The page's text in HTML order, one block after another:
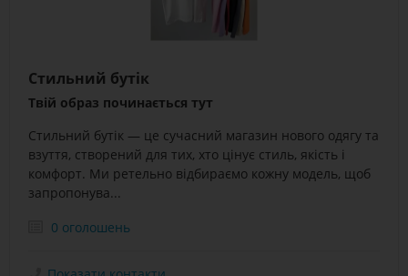
Стильний бутік
Твій образ починається тут
Стильний бутік — це сучасний магазин нового одягу та
взуття, створений для тих, хто цінує стиль, якість і
комфорт. Ми ретельно відбираємо кожну модель, щоб
запропонува...
0 оголошень